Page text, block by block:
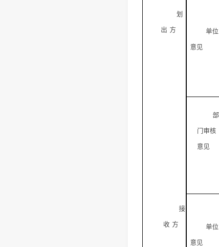
划
出 方
单位
意见
部
门审核
意见
接
收 方
单位
意见